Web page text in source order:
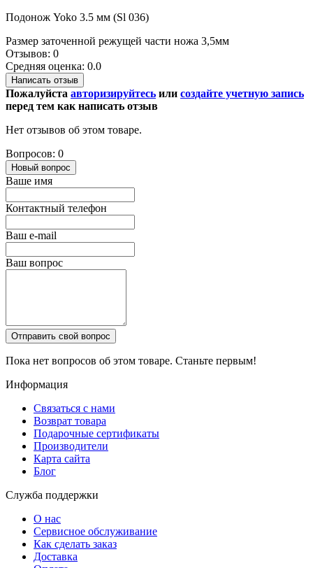
Подонож Yoko 3.5 мм (Sl 036)
Размер заточенной режущей части ножа 3,5мм
Отзывов: 0
Средняя оценка: 0.0
Написать отзыв
Пожалуйста авторизируйтесь или создайте учетную запись
перед тем как написать отзыв
Нет отзывов об этом товаре.
Вопросов: 0
Новый вопрос
Ваше имя
Контактный телефон
Ваш e-mail
Ваш вопрос
Отправить свой вопрос
Пока нет вопросов об этом товаре. Станьте первым!
Информация
Связаться с нами
Возврат товара
Подарочные сертификаты
Производители
Карта сайта
Блог
Служба поддержки
О нас
Сервисное обслуживание
Как сделать заказ
Доставка